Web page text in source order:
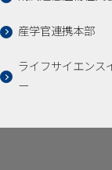
産学官連携本部
ライフサイエンス
ー